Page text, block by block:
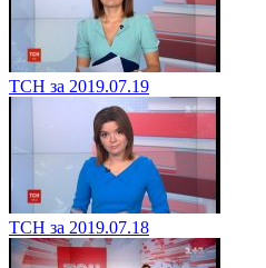
ТСН за 2019.07.19
ТСН за 2019.07.18